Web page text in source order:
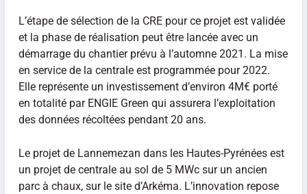
L’étape de sélection de la CRE pour ce projet est validée
et la phase de réalisation peut être lancée avec un
démarrage du chantier prévu à l’automne 2021. La mise
en service de la centrale est programmée pour 2022.
Elle représente un investissement d’environ 4M€ porté
en totalité par ENGIE Green qui assurera l’exploitation
des données récoltées pendant 20 ans.
Le projet de Lannemezan dans les Hautes-Pyrénées est
un projet de centrale au sol de 5 MWc sur un ancien
parc à chaux, sur le site d’Arkéma. L’innovation repose